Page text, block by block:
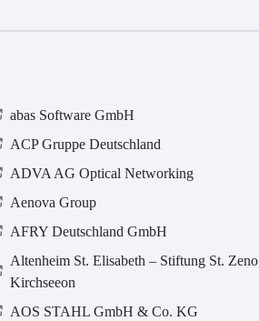
abas Software GmbH
ACP Gruppe Deutschland
ADVA AG Optical Networking
Aenova Group
AFRY Deutschland GmbH
Altenheim St. Elisabeth – Stiftung St. Zeno
Kirchseeon
AOS STAHL GmbH & Co. KG